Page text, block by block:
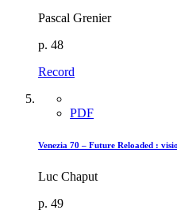
Pascal Grenier
p. 48
Record
PDF
Venezia 70 – Future Reloaded :
Luc Chaput
p. 49